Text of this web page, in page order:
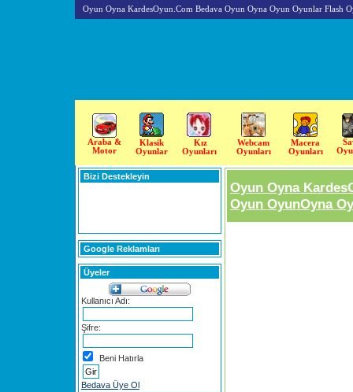
Oyun Oyna KardesOyun.Com Bedava Oyun Oyna Oyun Oyunlar Flash
Araba &
Motor
Klasik
Oyunlar
Kız
Oyunları
Webcam
Oyunları
Macera
Oyunları
Bizi Destekleyin
Google Reklamları
Üyeler
Kullanıcı Adı:
Şifre:
Beni Hatırla
Bedava Üye Ol
Oyun Oyna
Oyun OyunOyna